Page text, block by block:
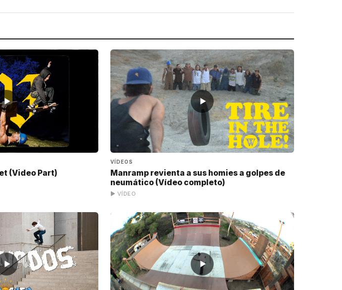
▶
(Video Part)
▶
VÍDEOS
Manramp revienta a sus homies a golpes de
neumático (Vídeo completo)
▶ VÍDEO
▶ ▶